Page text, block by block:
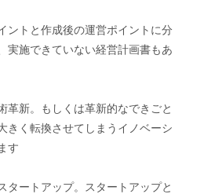
ントと作成後の運営ポイントに分
実施できていない経営計画書もあ
革新。もしくは革新的なできごと
きく転換させてしまうイノベーシ
す
タートアップ。スタートアップと